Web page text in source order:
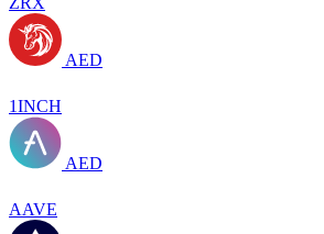
AED
1INCH
AED
AAVE